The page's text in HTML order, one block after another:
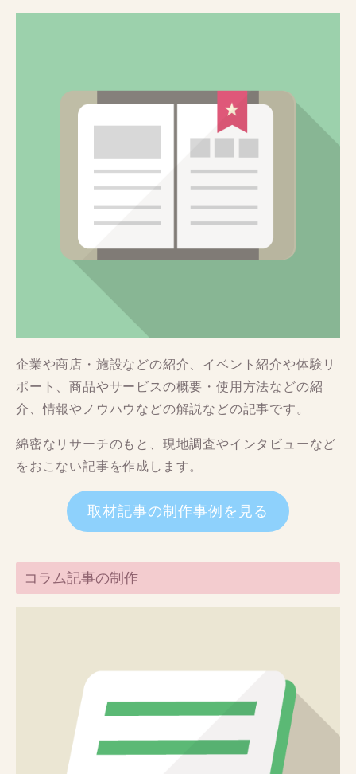
企業や商店・施設などの紹介、イベント紹介や体験リ
ポート、商品やサービスの概要・使用方法などの紹
介、情報やノウハウなどの解説などの記事です。
綿密なリサーチのもと、現地調査やインタビューなど
をおこない記事を作成します。
取材記事の制作事例を見る
コラム記事の制作